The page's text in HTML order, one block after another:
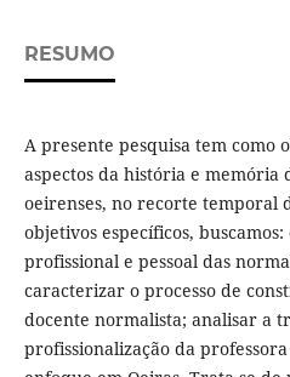
RESUMO
A presente pesquisa tem
aspectos da história e memória
oeirenses, no recorte temporal
objetivos específicos,
profissional e pessoal das
caracterizar o processo de
docente normalista; analisar a
profissionalização da